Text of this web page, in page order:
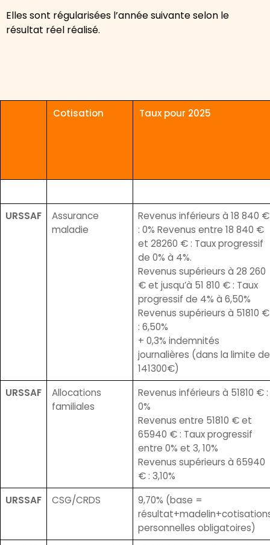
Elles sont régularisées l’année suivante selon le
résultat réel réalisé.
Cotisation Taux pour 2025
URSSAF
Assurance
maladie
Revenus inférieurs à 18 840 €
: 0% Revenus entre 18 840 €
et 28260 € : Taux progressif
de 0% à 4%.
Revenus supérieurs à 28 260
€ et jusqu’à 51 810 € : Taux
progressif de 4% à 6,50%
Revenus supérieurs à 51810 €
: 6,50%
+ 0,3% indemnités
journalières (dans la limite de
141300€)
URSSAF
Allocations
familiales
Revenus inférieurs à 51810 € :
0%
Revenus entre 51810 € et
65940 € : Taux progressif
entre 0% et 3, 10%
Revenus supérieurs à 65940
€ : 3,10%
URSSAF
CSG/CRDS
9,70% (base =
personnelles obligatoires)